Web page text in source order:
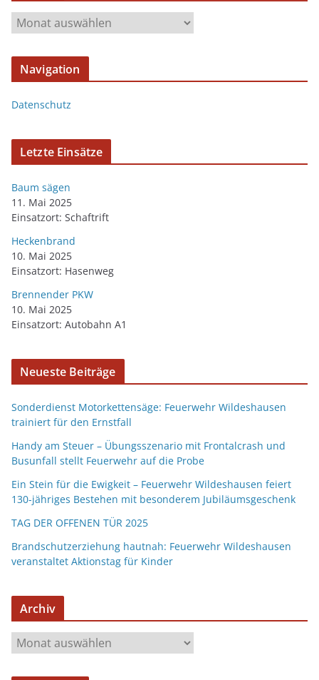
Navigation
Datenschutz
Letzte Einsätze
Baum sägen
11. Mai 2025
Einsatzort: Schaftrift
Heckenbrand
10. Mai 2025
Einsatzort: Hasenweg
Brennender PKW
10. Mai 2025
Einsatzort: Autobahn A1
Neueste Beiträge
Sonderdienst Motorkettensäge: Feuerwehr Wildeshausen
trainiert für den Ernstfall
Handy am Steuer – Übungsszenario mit Frontalcrash und
Busunfall stellt Feuerwehr auf die Probe
Ein Stein für die Ewigkeit – Feuerwehr Wildeshausen feiert
130-jähriges Bestehen mit besonderem Jubiläumsgeschenk
TAG DER OFFENEN TÜR 2025
Brandschutzerziehung hautnah: Feuerwehr Wildeshausen
veranstaltet Aktionstag für Kinder
Archiv